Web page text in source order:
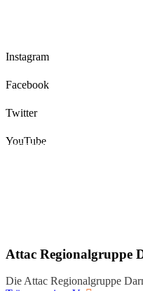
Instagram
Facebook
Twitter
YouTube
Instagram
Attac Regionalgruppe
Die Attac Regionalgruppe